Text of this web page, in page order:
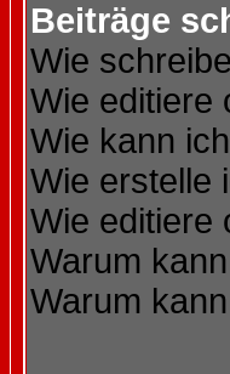
Beiträge
Wie
Wie editiere
Wie kann
Wie erstelle
Wie editiere
Warum
Warum